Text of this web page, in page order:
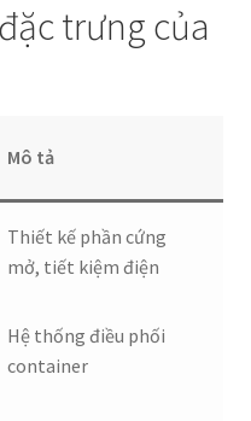
trưng của
Mô tả
Thiết kế phần cứng
mở, tiết kiệm điện
Hệ thống điều phối
container